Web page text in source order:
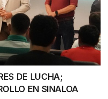
DE LUCHA;
EN SINALOA